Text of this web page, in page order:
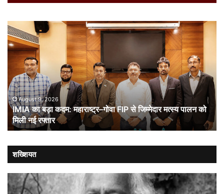
IMIA
का
बड़ा
कदम:
महाराष्ट्र–
गोवा
FIP
से
जिम्मेदार
मत्स्य
पालन
मिली
नई
रफ्तार
August 9, 2026
IMIA का बड़ा कदम: महाराष्ट्र–गोवा FIP से जिम्मेदार मत्स्य पालन को
मिली नई रफ्तार
शख्शियत